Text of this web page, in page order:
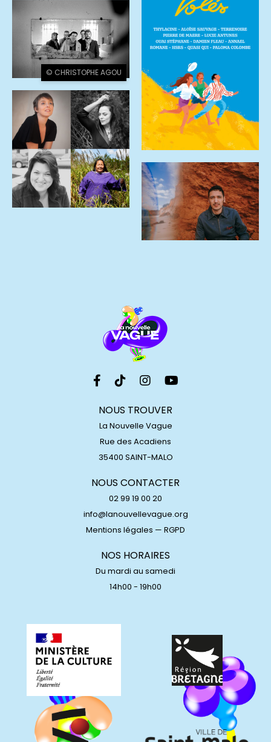
© CHRISTOPHE AGOU
NOUS TROUVER
La Nouvelle Vague
Rue des Acadiens
35400 SAINT-MALO
NOUS CONTACTER
02 99 19 00 20
info@lanouvellevague.org
Mentions légales — RGPD
NOS HORAIRES
Du mardi au samedi
14h00 - 19h00